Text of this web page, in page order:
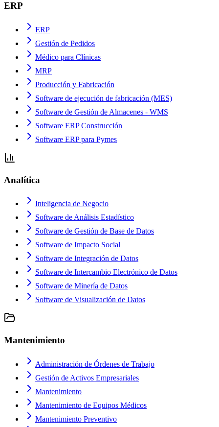
ERP
ERP
Gestión de Pedidos
Médico para Clínicas
MRP
Producción y Fabricación
Software de ejecución de fabricación (MES)
Software de Gestión de Almacenes - WMS
Software ERP Construcción
Software ERP para Pymes
Analítica
Inteligencia de Negocio
Software de Análisis Estadístico
Software de Gestión de Base de Datos
Software de Impacto Social
Software de Integración de Datos
Software de Intercambio Electrónico de Datos
Software de Minería de Datos
Software de Visualización de Datos
Mantenimiento
Administración de Órdenes de Trabajo
Gestión de Activos Empresariales
Mantenimiento
Mantenimiento de Equipos Médicos
Mantenimiento Preventivo